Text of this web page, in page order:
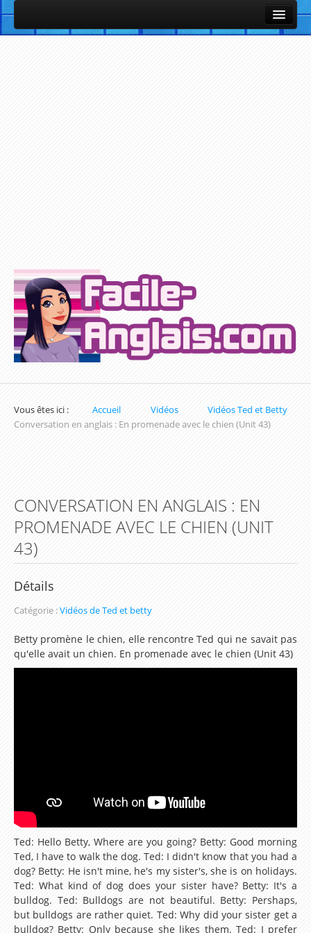
Exercices avec support Audio
Plus d'Exercices
Exercices sur la Date en Anglais
Exercices sur les Nombres en Anglais
Exercices pour apprendre l'heure en Anglais
Exercices de Conjugaison en Anglais
Les parcours d'apprentissage (Inscription
obligatoire)
Se présenter en anglais
Les Modaux en Anglais
Leçon 1 My name is Steeve. I want to speak
Leçon 2 Meeting a new friend
Lesson 3 – How are you ?
Lesson 4 – How old are you ?
Lesson 5 – My family
Vous êtes ici : Accueil Vidéos
Vidéos Ted et Betty
Conversation en anglais : En promenade avec le chien (Unit 43)
CONVERSATION EN ANGLAIS : EN
PROMENADE AVEC LE CHIEN (UNIT
43)
Détails
Catégorie :Vidéos de Ted et betty
Betty promène le chien, elle rencontre Ted qui ne savait pas
qu'elle avait un chien. En promenade avec le chien (Unit 43)
Ted: Hello Betty, Where are you going? Betty: Good morning
Ted, I have to walk the dog. Ted: I didn't know that you had a
dog? Betty: He isn't mine, he's my sister's, she is on holidays.
Ted: What kind of dog does your sister have? Betty: It's a
bulldog. Ted: Bulldogs are not beautiful. Betty: Pershaps,
but bulldogs are rather quiet. Ted: Why did your sister get a
bulldog? Betty: Only because she likes them. Ted: I prefer